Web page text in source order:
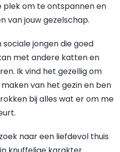
plek om te ontspannen en
van jouw gezelschap.
sociale jongen die goed
met andere katten en
Ik vind het gezellig om
van het gezin en ben
bij alles wat er om me
naar een liefdevol thuis